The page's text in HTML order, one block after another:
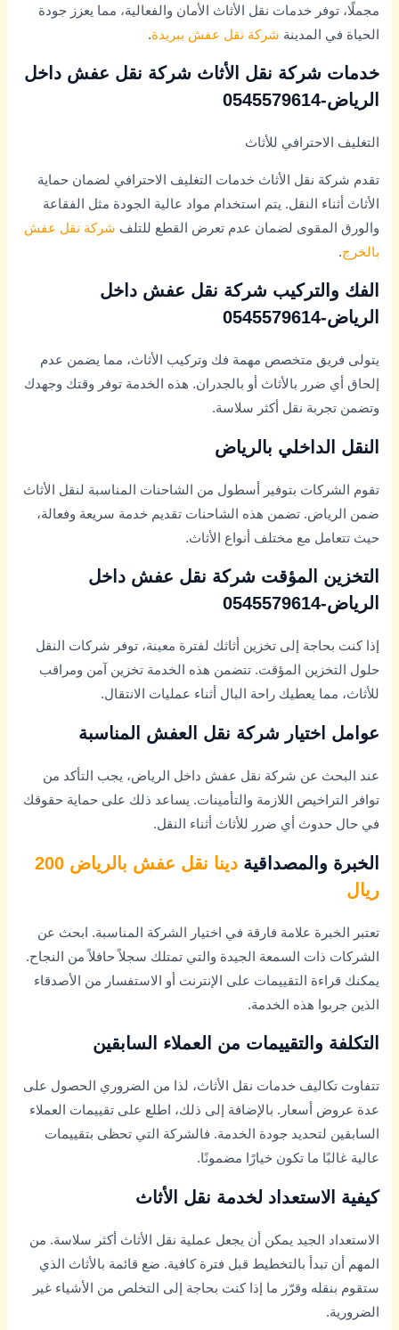
مجملًا، توفر خدمات نقل الأثاث الأمان والفعالية، مما يعزز جودة
الحياة في المدينة شركة نقل عفش ببريدة.
خدمات شركة نقل الأثاث شركة نقل عفش داخل
الرياض-0545579614
التغليف الاحترافي للأثاث
تقدم شركة نقل الأثاث خدمات التغليف الاحترافي لضمان حماية
الأثاث أثناء النقل. يتم استخدام مواد عالية الجودة مثل الفقاعة
والورق المقوى لضمان عدم تعرض القطع للتلف شركة نقل عفش
بالخرج.
الفك والتركيب شركة نقل عفش داخل
الرياض-0545579614
يتولى فريق متخصص مهمة فك وتركيب الأثاث، مما يضمن عدم
إلحاق أي ضرر بالأثاث أو بالجدران. هذه الخدمة توفر وقتك وجهدك
وتضمن تجربة نقل أكثر سلاسة.
النقل الداخلي بالرياض
تقوم الشركات بتوفير أسطول من الشاحنات المناسبة لنقل الأثاث
ضمن الرياض. تضمن هذه الشاحنات تقديم خدمة سريعة وفعالة،
حيث تتعامل مع مختلف أنواع الأثاث.
التخزين المؤقت شركة نقل عفش داخل
الرياض-0545579614
إذا كنت بحاجة إلى تخزين أثاثك لفترة معينة، توفر شركات النقل
حلول التخزين المؤقت. تتضمن هذه الخدمة تخزين آمن ومراقب
للأثاث، مما يعطيك راحة البال أثناء عمليات الانتقال.
عوامل اختيار شركة نقل العفش المناسبة
عند البحث عن شركة نقل عفش داخل الرياض، يجب التأكد من
توافر التراخيص اللازمة والتأمينات. يساعد ذلك على حماية حقوقك
في حال حدوث أي ضرر للأثاث أثناء النقل.
الخبرة والمصداقية
دينا نقل عفش بالرياض 200
ريال
تعتبر الخبرة علامة فارقة في اختيار الشركة المناسبة. ابحث عن
الشركات ذات السمعة الجيدة والتي تمتلك سجلاً حافلاً من النجاح.
يمكنك قراءة التقييمات على الإنترنت أو الاستفسار من الأصدقاء
الذين جربوا هذه الخدمة.
التكلفة والتقييمات من العملاء السابقين
تتفاوت تكاليف خدمات نقل الأثاث، لذا من الضروري الحصول على
عدة عروض أسعار. بالإضافة إلى ذلك، اطلع على تقييمات العملاء
السابقين لتحديد جودة الخدمة. فالشركة التي تحظى بتقييمات
عالية غالبًا ما تكون خيارًا مضمونًا.
كيفية الاستعداد لخدمة نقل الأثاث
الاستعداد الجيد يمكن أن يجعل عملية نقل الأثاث أكثر سلاسة. من
المهم أن تبدأ بالتخطيط قبل فترة كافية. ضع قائمة بالأثاث الذي
ستقوم بنقله وقرّر ما إذا كنت بحاجة إلى التخلص من الأشياء غير
الضرورية.